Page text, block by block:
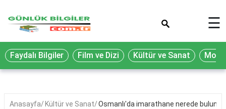
Eğitim
Ekonomi
Seyahat
☰
Faydalı Bilgiler Film ve Dizi Kültür ve Sanat
Anasayfa Kültür ve Sanat Osmanlı'da imarathane nerede